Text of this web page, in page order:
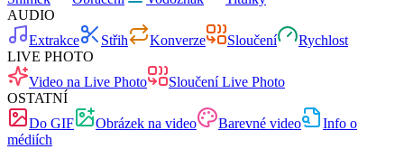
AUDIO
Extrakce
Střih Konverze Sloučení
Rychlost
LIVE PHOTO
Video na Live Photo
Sloučení Live Photo
OSTATNÍ
Do GIF
Obrázek na video Barevné video
Info o
médiích